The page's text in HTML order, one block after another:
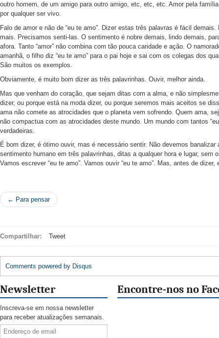
outro homem, de um amigo para outro amigo, etc, etc, etc. Amor pela
por qualquer ser vivo.
Falo de amor e não de “eu te amo”. Dizer estas três palavras é fácil
mais. Precisamos senti-las. O sentimento é nobre demais, lindo demais,
afora. Tanto “amor” não combina com tão pouca caridade e ação. O
amanhã, o filho diz “eu te amo” para o pai hoje e sai com os colegas dos
São muitos os exemplos.
Obviamente, é muito bom dizer as três palavrinhas. Ouvir, melhor ainda.
Mas que venham do coração, que sejam ditas com a alma, e não
dizer, ou porque está na moda dizer, ou porque seremos mais aceitos se
ama não comete as atrocidades que o planeta vem sofrendo. Quem ama,
não compactua com as atrocidades deste mundo. Um mundo com tantos
verdadeiras.
É bom dizer, é ótimo ouvir, mas é necessário sentir. Não devemos
sentimento humano em três palavrinhas, ditas a qualquer hora e lugar, sem
Vamos escrever “eu te amo”. Vamos ouvir “eu te amo”. Mas, antes de
← Para pensar
Compartilhar: Tweet
Comments powered by Disqus
Newsletter
Inscreva-se em nossa newsletter
para receber atualizações semanais.
Encontre-nos no